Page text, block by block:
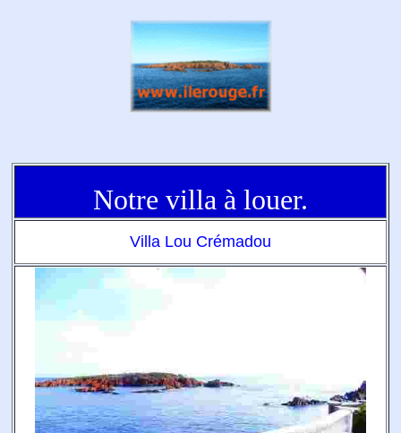
Notre villa à louer.
Villa Lou Crémadou